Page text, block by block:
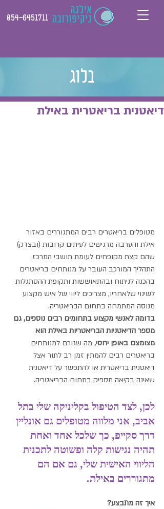
054-6451711
בלוג
דיאטנית בריאטרית באילת
מטופלים בריאטרים רבים המתגוררים באזור
אילת והערבה מרגישים לעיתים קרובות (ובצדק)
שהם קצת מקופחים לעומת תושבי המרכז.
התהליך המורכב העובר על מנותחים בריאטרים
בהכנה לניתוח ובהתאוששות ותקופת ההסתגלות
לשינוי שלאחריו, מצריכים ליווי של איש מקצוע
מנוסה המתמחה בתחום הבריאטריה.
בדומה לאנשי מקצוע בתחומים רבים נוספים, גם
מספר הדיאטניות הבריאטריות באילת הוא
מצומצם באופן יחסי, מה שגורם למנותחים
בריאטרים רבים להמתין זמן רב לתור אצל
דיאטנית בריאטרית או להתפשר על דיאטנית
שאינה בקיאה מספיק בתחום הבריאטריה.
לכן, לצד הטיפול בקליניקה שלי בתל
אביב, אני מלווה מטופלים גם אונליין
דרך סקייפ, כך שלכל אחד ואחת
תהיה נגישות קלה ופשוטה לתכנית
הליווי האישית שלי, גם אם הם
מתגוררים באילת.
איך זה מתבצע?